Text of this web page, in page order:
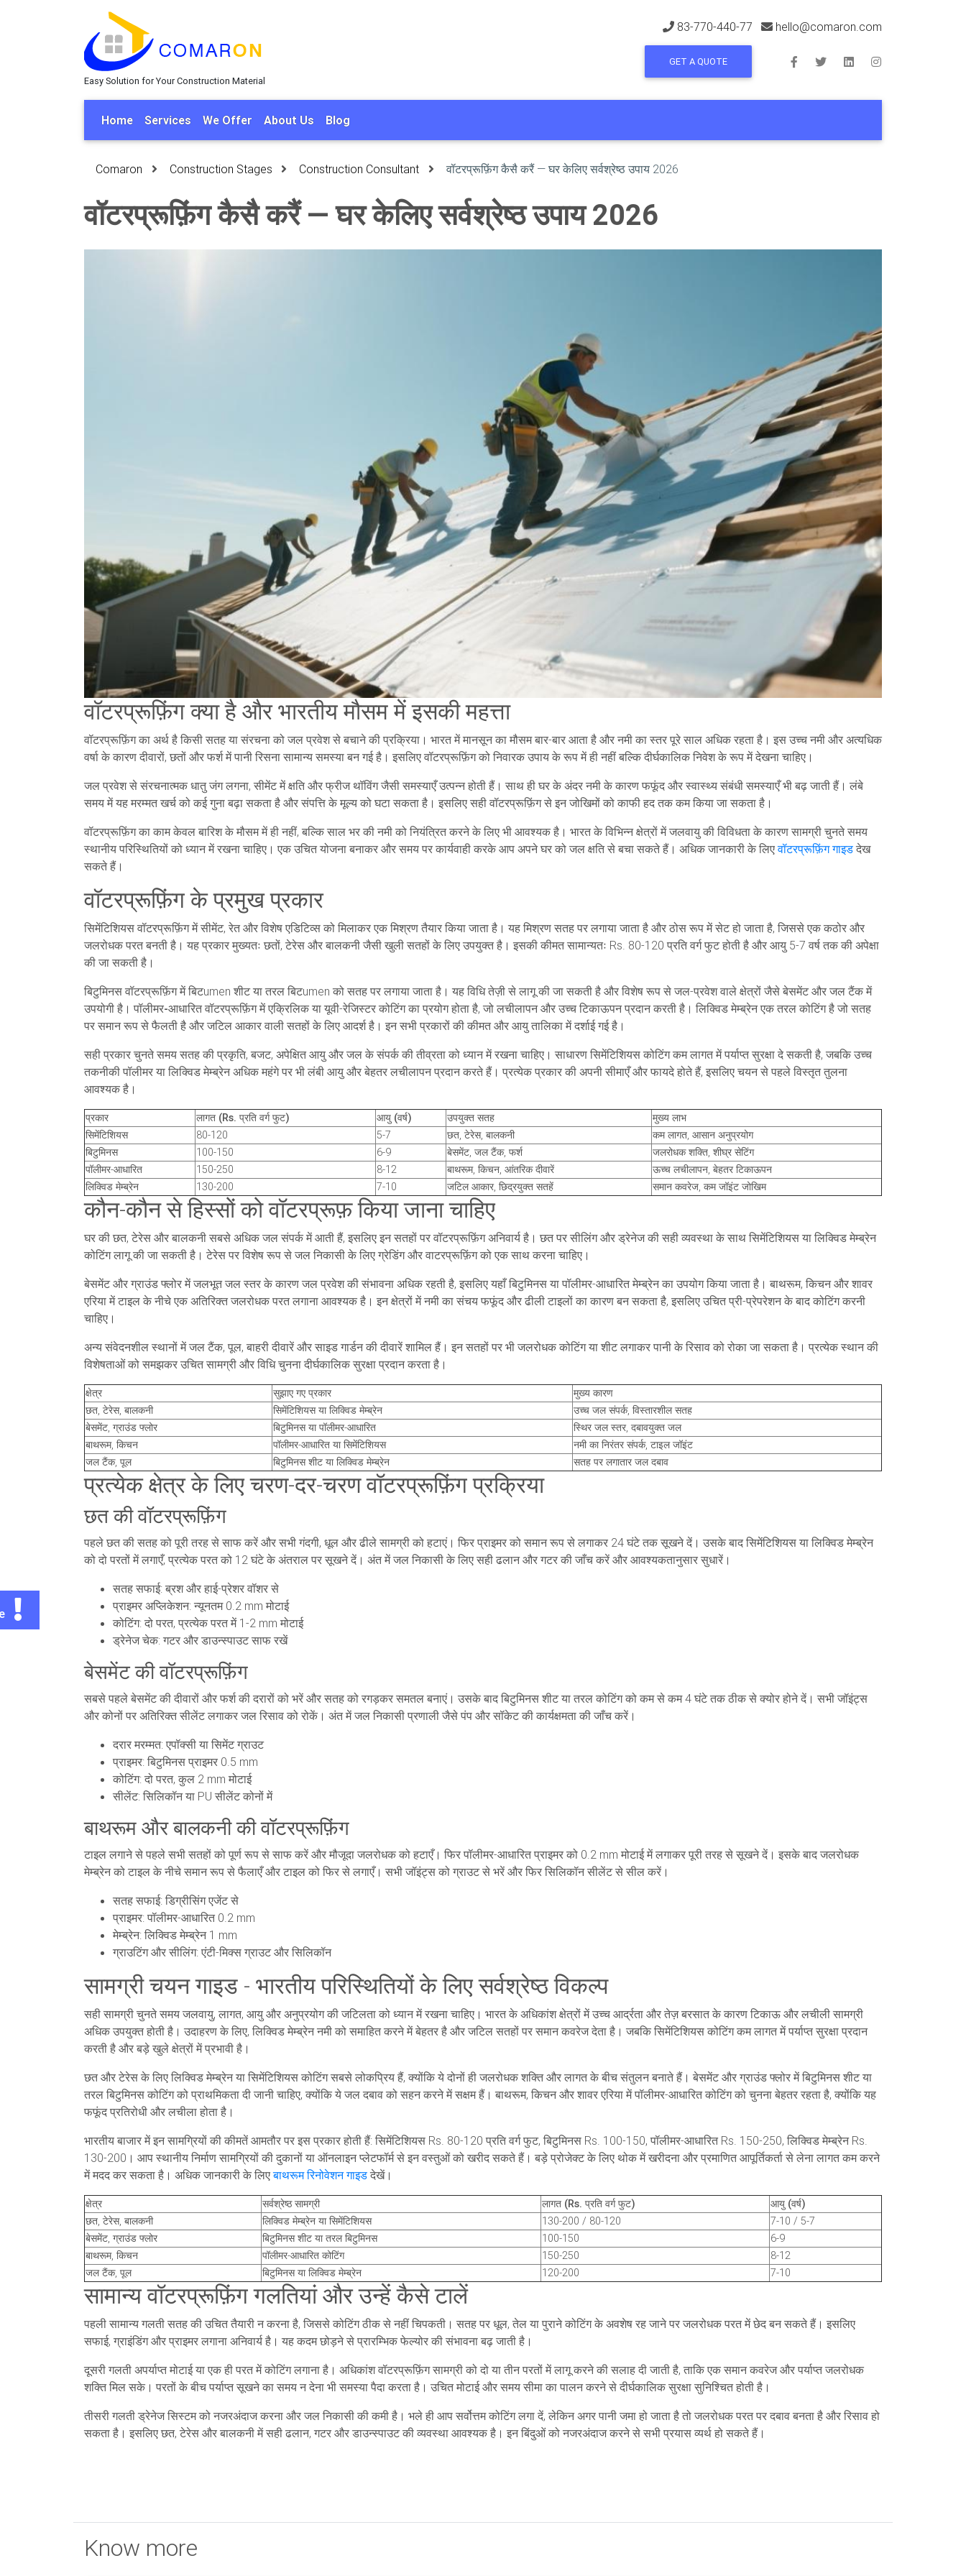
Easy Solution for Your Construction Material
83-770-440-77 hello@comaron.com
GET A QUOTE
Home Services We Offer About Us Blog
Comaron Construction Stages Construction Consultant वॉटरप्रूफ़िंग कैसै करैं — घर केलिए सर्वश्रेष्ठ उपाय 2026
वॉटरप्रूफ़िंग कैसै करैं — घर केलिए सर्वश्रेष्ठ उपाय 2026
वॉटरप्रूफ़िंग क्या है और भारतीय मौसम में इसकी महत्ता
वॉटरप्रूफ़िंग का अर्थ है किसी सतह या संरचना को जल प्रवेश से बचाने की प्रक्रिया। भारत में मानसून का मौसम बार-बार आता है और नमी का स्तर पूरे साल अधिक रहता है। इस उच्च नमी और अत्यधिक
वर्षा के कारण दीवारों, छतों और फर्श में पानी रिसना सामान्य समस्या बन गई है। इसलिए वॉटरप्रूफ़िंग को निवारक उपाय के रूप में ही नहीं बल्कि दीर्घकालिक निवेश के रूप में देखना चाहिए।
जल प्रवेश से संरचनात्मक धातु जंग लगना, सीमेंट में क्षति और फ्रीज थॉविंग जैसी समस्याएँ उत्पन्न होती हैं। साथ ही घर के अंदर नमी के कारण फफूंद और स्वास्थ्य संबंधी समस्याएँ भी बढ़ जाती हैं। लंबे
समय में यह मरम्मत खर्च को कई गुना बढ़ा सकता है और संपत्ति के मूल्य को घटा सकता है। इसलिए सही वॉटरप्रूफ़िंग से इन जोखिमों को काफी हद तक कम किया जा सकता है।
वॉटरप्रूफ़िंग का काम केवल बारिश के मौसम में ही नहीं, बल्कि साल भर की नमी को नियंत्रित करने के लिए भी आवश्यक है। भारत के विभिन्न क्षेत्रों में जलवायु की विविधता के कारण सामग्री चुनते समय
स्थानीय परिस्थितियों को ध्यान में रखना चाहिए। एक उचित योजना बनाकर और समय पर कार्यवाही करके आप अपने घर को जल क्षति से बचा सकते हैं। अधिक जानकारी के लिएवॉटरप्रूफ़िंग गाइड देख
सकते हैं।
वॉटरप्रूफ़िंग के प्रमुख प्रकार
सिमेंटिशियस वॉटरप्रूफ़िंगमें सीमेंट, रेत और विशेष एडिटिव्स को मिलाकर एक मिश्रण तैयार किया जाता है। यह मिश्रण सतह पर लगाया जाता है और ठोस रूप में सेट हो जाता है, जिससे एक कठोर और
जलरोधक परत बनती है। यह प्रकार मुख्यतः छतों, टेरेस और बालकनी जैसी खुली सतहों के लिए उपयुक्त है। इसकी कीमत सामान्यतः Rs. 80-120 प्रति वर्ग फुट होती है और आयु 5-7 वर्ष तक की अपेक्षा
की जा सकती है।
बिटुमिनस वॉटरप्रूफ़िंगमें बिटumen शीट या तरल बिटumen को सतह पर लगाया जाता है। यह विधि तेज़ी से लागू की जा सकती है और विशेष रूप से जल-प्रवेश वाले क्षेत्रों जैसे बेसमेंट और जल टैंक में
उपयोगी है। पॉलीमर-आधारित वॉटरप्रूफ़िंगमें एक्रिलिक या यूवी-रेजिस्टर कोटिंग का प्रयोग होता है, जो लचीलापन और उच्च टिकाऊपन प्रदान करती है। लिक्विड मेम्ब्रेनएक तरल कोटिंग है जो सतह
पर समान रूप से फैलती है और जटिल आकार वाली सतहों के लिए आदर्श है। इन सभी प्रकारों की कीमत और आयु तालिका में दर्शाई गई है।
सही प्रकार चुनते समय सतह की प्रकृति, बजट, अपेक्षित आयु और जल के संपर्क की तीव्रता को ध्यान में रखना चाहिए। साधारण सिमेंटिशियस कोटिंग कम लागत में पर्याप्त सुरक्षा दे सकती है, जबकि उच्च
तकनीकी पॉलीमर या लिक्विड मेम्ब्रेन अधिक महंगे पर भी लंबी आयु और बेहतर लचीलापन प्रदान करते हैं। प्रत्येक प्रकार की अपनी सीमाएँ और फायदे होते हैं, इसलिए चयन से पहले विस्तृत तुलना
आवश्यक है।
प्रकार लागत (Rs. प्रति वर्ग फुट) आयु (वर्ष) उपयुक्त सतह
मुख्य लाभ
सिमेंटिशियस
80-120 5-7 छत, टेरेस, बालकनी
कम लागत, आसान अनुप्रयोग
बिटुमिनस
100-150 6-9 बेसमेंट, जल टैंक, फर्श
जलरोधक शक्ति, शीघ्र सेटिंग
पॉलीमर-आधारित
150-250 8-12 बाथरूम, किचन, आंतरिक दीवारें
ऊच्च लचीलापन, बेहतर टिकाऊपन
लिक्विड मेम्ब्रेन
130-200 7-10 जटिल आकार, छिद्रयुक्त सतहें समान कवरेज, कम जॉइंट जोखिम
कौन-कौन से हिस्सों को वॉटरप्रूफ़ किया जाना चाहिए
घर की छत, टेरेस और बालकनी सबसे अधिक जल संपर्क में आती हैं, इसलिए इन सतहों पर वॉटरप्रूफ़िंग अनिवार्य है। छत पर सीलिंग और ड्रेनेज की सही व्यवस्था के साथ सिमेंटिशियस या लिक्विड मेम्ब्रेन
कोटिंग लागू की जा सकती है। टेरेस पर विशेष रूप से जल निकासी के लिए ग्रेडिंग और वाटरप्रूफ़िंग को एक साथ करना चाहिए।
बेसमेंट और ग्राउंड फ्लोर में जलभूत जल स्तर के कारण जल प्रवेश की संभावना अधिक रहती है, इसलिए यहाँ बिटुमिनस या पॉलीमर-आधारित मेम्ब्रेन का उपयोग किया जाता है। बाथरूम, किचन और शावर
एरिया में टाइल के नीचे एक अतिरिक्त जलरोधक परत लगाना आवश्यक है। इन क्षेत्रों में नमी का संचय फफूंद और ढीली टाइलों का कारण बन सकता है, इसलिए उचित प्री-प्रेपरेशन के बाद कोटिंग करनी
चाहिए।
अन्य संवेदनशील स्थानों में जल टैंक, पूल, बाहरी दीवारें और साइड गार्डन की दीवारें शामिल हैं। इन सतहों पर भी जलरोधक कोटिंग या शीट लगाकर पानी के रिसाव को रोका जा सकता है। प्रत्येक स्थान की
विशेषताओं को समझकर उचित सामग्री और विधि चुनना दीर्घकालिक सुरक्षा प्रदान करता है।
क्षेत्र सुझाए गए प्रकार
मुख्य कारण
छत, टेरेस, बालकनी
सिमेंटिशियस या लिक्विड मेम्ब्रेन
उच्च जल संपर्क, विस्तारशील सतह
बेसमेंट, ग्राउंड फ्लोर
बिटुमिनस या पॉलीमर-आधारित
स्थिर जल स्तर, दबावयुक्त जल
बाथरूम, किचन
पॉलीमर-आधारित या सिमेंटिशियस
नमी का निरंतर संपर्क, टाइल जॉइंट
जल टैंक, पूल
बिटुमिनस शीट या लिक्विड मेम्ब्रेन सतह पर लगातार जल दबाव
प्रत्येक क्षेत्र के लिए चरण-दर-चरण वॉटरप्रूफ़िंग प्रक्रिया
छत की वॉटरप्रूफ़िंग
पहले छत की सतह को पूरी तरह से साफ करें और सभी गंदगी, धूल और ढीले सामग्री को हटाएं। फिर प्राइमर को समान रूप से लगाकर 24 घंटे तक सूखने दें। उसके बाद सिमेंटिशियस या लिक्विड मेम्ब्रेन
को दो परतों में लगाएँ, प्रत्येक परत को 12 घंटे के अंतराल पर सूखने दें। अंत में जल निकासी के लिए सही ढलान और गटर की जाँच करें और आवश्यकतानुसार सुधारें।
सतह सफाई: ब्रश और हाई-प्रेशर वॉशर से
प्राइमर अप्लिकेशन: न्यूनतम 0.2 mm मोटाई
कोटिंग: दो परत, प्रत्येक परत में 1-2 mm मोटाई
ड्रेनेज चेक: गटर और डाउन्स्पाउट साफ रखें
बेसमेंट की वॉटरप्रूफ़िंग
सबसे पहले बेसमेंट की दीवारों और फर्श की दरारों को भरें और सतह को रगड़कर समतल बनाएं। उसके बाद बिटुमिनस शीट या तरल कोटिंग को कम से कम 4 घंटे तक ठीक से क्योर होने दें। सभी जॉइंट्स
और कोनों पर अतिरिक्त सीलेंट लगाकर जल रिसाव को रोकें। अंत में जल निकासी प्रणाली जैसे पंप और सॉकेट की कार्यक्षमता की जाँच करें।
दरार मरम्मत: एपॉक्सी या सिमेंट ग्राउट
प्राइमर: बिटुमिनस प्राइमर 0.5 mm
कोटिंग: दो परत, कुल 2 mm मोटाई
सीलेंट: सिलिकॉन या PU सीलेंट कोनों में
बाथरूम और बालकनी की वॉटरप्रूफ़िंग
टाइल लगाने से पहले सभी सतहों को पूर्ण रूप से साफ करें और मौजूदा जलरोधक को हटाएँ। फिर पॉलीमर-आधारित प्राइमर को 0.2 mm मोटाई में लगाकर पूरी तरह से सूखने दें। इसके बाद जलरोधक
मेम्ब्रेन को टाइल के नीचे समान रूप से फैलाएँ और टाइल को फिर से लगाएँ। सभी जॉइंट्स को ग्राउट से भरें और फिर सिलिकॉन सीलेंट से सील करें।
सतह सफाई: डिग्रीसिंग एजेंट से
प्राइमर: पॉलीमर-आधारित 0.2 mm
मेम्ब्रेन: लिक्विड मेम्ब्रेन 1 mm
ग्राउटिंग और सीलिंग: एंटी-मिक्स ग्राउट और सिलिकॉन
सामग्री चयन गाइड - भारतीय परिस्थितियों के लिए सर्वश्रेष्ठ विकल्प
सही सामग्री चुनते समय जलवायु, लागत, आयु और अनुप्रयोग की जटिलता को ध्यान में रखना चाहिए। भारत के अधिकांश क्षेत्रों में उच्च आर्द्रता और तेज़ बरसात के कारण टिकाऊ और लचीली सामग्री
अधिक उपयुक्त होती है। उदाहरण के लिए, लिक्विड मेम्ब्रेन नमी को समाहित करने में बेहतर है और जटिल सतहों पर समान कवरेज देता है। जबकि सिमेंटिशियस कोटिंग कम लागत में पर्याप्त सुरक्षा प्रदान
करती है और बड़े खुले क्षेत्रों में प्रभावी है।
छत और टेरेस के लिए लिक्विड मेम्ब्रेन या सिमेंटिशियस कोटिंग सबसे लोकप्रिय हैं, क्योंकि ये दोनों ही जलरोधक शक्ति और लागत के बीच संतुलन बनाते हैं। बेसमेंट और ग्राउंड फ्लोर में बिटुमिनस शीट या
तरल बिटुमिनस कोटिंग को प्राथमिकता दी जानी चाहिए, क्योंकि ये जल दबाव को सहन करने में सक्षम हैं। बाथरूम, किचन और शावर एरिया में पॉलीमर-आधारित कोटिंग को चुनना बेहतर रहता है, क्योंकि यह
फफूंद प्रतिरोधी और लचीला होता है।
भारतीय बाजार में इन सामग्रियों की कीमतें आमतौर पर इस प्रकार होती हैं: सिमेंटिशियस Rs. 80-120 प्रति वर्ग फुट, बिटुमिनस Rs. 100-150, पॉलीमर-आधारित Rs. 150-250, लिक्विड मेम्ब्रेन Rs.
130-200। आप स्थानीय निर्माण सामग्रियों की दुकानों या ऑनलाइन प्लेटफॉर्म से इन वस्तुओं को खरीद सकते हैं। बड़े प्रोजेक्ट के लिए थोक में खरीदना और प्रमाणित आपूर्तिकर्ता से लेना लागत कम करने
में मदद कर सकता है। अधिक जानकारी के लिएबाथरूम रिनोवेशन गाइड देखें।
क्षेत्र सर्वश्रेष्ठ सामग्री लागत (Rs. प्रति वर्ग फुट)
आयु (वर्ष)
छत, टेरेस, बालकनी
लिक्विड मेम्ब्रेन या सिमेंटिशियस 130-200 / 80-120
7-10 / 5-7
बेसमेंट, ग्राउंड फ्लोर
बिटुमिनस शीट या तरल बिटुमिनस 100-150
6-9
बाथरूम, किचन
पॉलीमर-आधारित कोटिंग 150-250
8-12
जल टैंक, पूल
बिटुमिनस या लिक्विड मेम्ब्रेन 120-200 7-10
सामान्य वॉटरप्रूफ़िंग गलतियां और उन्हें कैसे टालें
पहली सामान्य गलती सतह की उचित तैयारी न करना है, जिससे कोटिंग ठीक से नहीं चिपकती। सतह पर धूल, तेल या पुराने कोटिंग के अवशेष रह जाने पर जलरोधक परत में छेद बन सकते हैं। इसलिए
सफाई, ग्राइंडिंग और प्राइमर लगाना अनिवार्य है। यह कदम छोड़ने से प्रारम्भिक फेल्योर की संभावना बढ़ जाती है।
दूसरी गलती अपर्याप्त मोटाई या एक ही परत में कोटिंग लगाना है। अधिकांश वॉटरप्रूफ़िंग सामग्री को दो या तीन परतों में लागू करने की सलाह दी जाती है, ताकि एक समान कवरेज और पर्याप्त जलरोधक
शक्ति मिल सके। परतों के बीच पर्याप्त सूखने का समय न देना भी समस्या पैदा करता है। उचित मोटाई और समय सीमा का पालन करने से दीर्घकालिक सुरक्षा सुनिश्चित होती है।
तीसरी गलती ड्रेनेज सिस्टम को नजरअंदाज करना और जल निकासी की कमी है। भले ही आप सर्वोत्तम कोटिंग लगा दें, लेकिन अगर पानी जमा हो जाता है तो जलरोधक परत पर दबाव बनता है और रिसाव हो
सकता है। इसलिए छत, टेरेस और बालकनी में सही ढलान, गटर और डाउन्स्पाउट की व्यवस्था आवश्यक है। इन बिंदुओं को नजरअंदाज करने से सभी प्रयास व्यर्थ हो सकते हैं।
Know more